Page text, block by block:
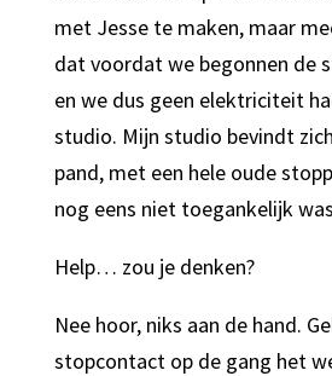
met Jesse te maken, maar
dat voordat we begonnen de
en we dus geen elektriciteit
studio. Mijn studio bevindt
pand, met een hele oude
nog eens niet toegankelijk
Help… zou je denken?
Nee hoor, niks aan de hand.
stopcontact op de gang het